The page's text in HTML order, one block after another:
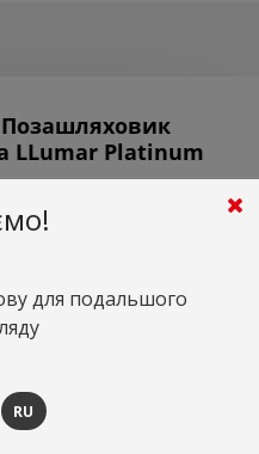
Позашляховик
LLumar Platinum
для подальшого
RU